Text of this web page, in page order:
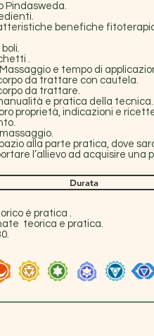
Pindasweda.
benefiche
.
e tempo di
da trattare con cautela.
da trattare.
e pratica della tecnica.
proprietà, indicazioni e
alla parte pratica, dove
l’allievo ad acquisire una
Durata
é pratica .
teorica e pratica.